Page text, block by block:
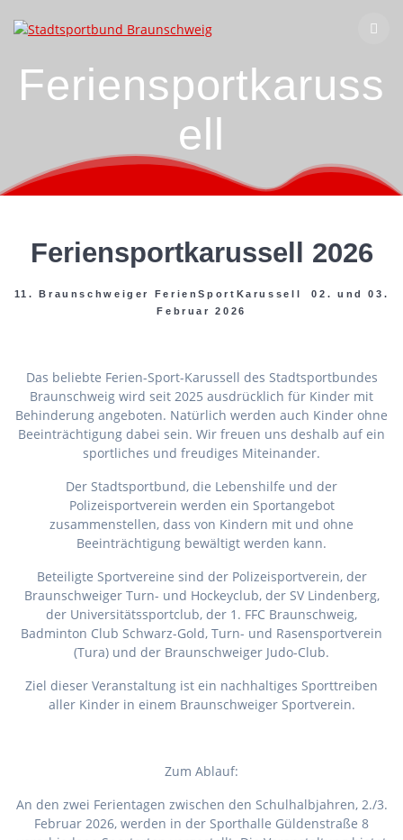
Inhalt
Feriensportkaruss
ell
Feriensportkarussell 2026
11. Braunschweiger FerienSportKarussell 02. und 03.
Februar 2026
Das beliebte Ferien-Sport-Karussell des Stadtsportbundes
Braunschweig wird seit 2025 ausdrücklich für Kinder mit
Behinderung angeboten. Natürlich werden auch Kinder ohne
Beeinträchtigung dabei sein. Wir freuen uns deshalb auf ein
sportliches und freudiges Miteinander.
Der Stadtsportbund, die Lebenshilfe und der
Polizeisportverein werden ein Sportangebot
zusammenstellen, dass von Kindern mit und ohne
Beeinträchtigung bewältigt werden kann.
Beteiligte Sportvereine sind der Polizeisportverein, der
Braunschweiger Turn- und Hockeyclub, der SV Lindenberg,
der Universitätssportclub, der 1. FFC Braunschweig,
Badminton Club Schwarz-Gold, Turn- und Rasensportverein
(Tura) und der Braunschweiger Judo-Club.
Ziel dieser Veranstaltung ist ein nachhaltiges Sporttreiben
aller Kinder in einem Braunschweiger Sportverein.
Zum Ablauf:
An den zwei Ferientagen zwischen den Schulhalbjahren, 2./3.
Februar 2026, werden in der Sporthalle Güldenstraße 8